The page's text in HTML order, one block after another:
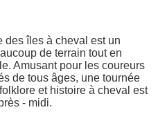
des îles à cheval est un
de terrain tout en
Amusant pour les coureurs
de tous âges, une tournée
et histoire à cheval est
- midi.